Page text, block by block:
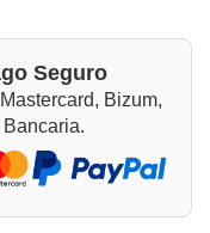
Seguro
Bizum,